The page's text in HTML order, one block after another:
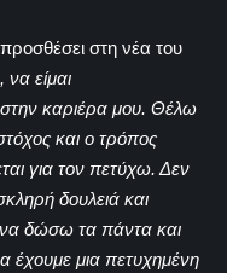
στη νέα του
να είμαι
καριέρα μου. Θέλω
και ο τρόπος
για τον πετύχω. Δεν
δουλειά και
να δώσω τα πάντα και
μια πετυχημένη